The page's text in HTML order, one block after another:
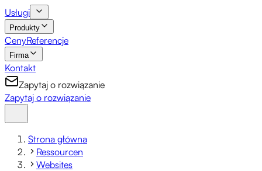
Usługi
Produkty
CenyReferencje
Firma
Kontakt
Zapytaj o rozwiązanie
Zapytaj o rozwiązanie
Strona główna
Ressourcen
Websites